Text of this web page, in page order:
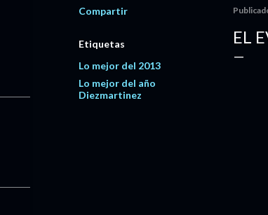
Compartir
Etiquetas
Lo mejor del 2013
Lo mejor del año
Diezmartinez
EL